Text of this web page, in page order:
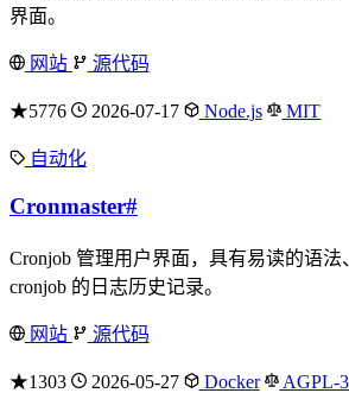
界面。
网站 源代码
★5776 2026-07-17 Node.js MIT
自动化
Cronmaster#
Cronjob 管理用户界面，具有易读的语
cronjob 的日志历史记录。
网站 源代码
★1303 2026-05-27 Docker AGPL-